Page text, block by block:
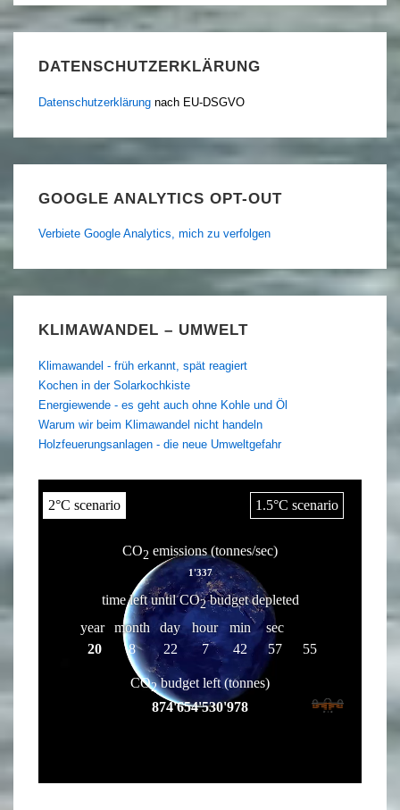
DATENSCHUTZERKLÄRUNG
Datenschutzerklärung nach EU-DSGVO
GOOGLE ANALYTICS OPT-OUT
Verbiete Google Analytics, mich zu verfolgen
KLIMAWANDEL – UMWELT
Klimawandel - früh erkannt, spät reagiert
Kochen in der Solarkochkiste
Energiewende - es geht auch ohne Kohle und Öl
Warum wir beim Klimawandel nicht handeln
Holzfeuerungsanlagen - die neue Umweltgefahr